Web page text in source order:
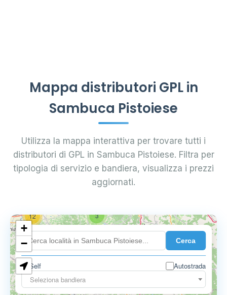
Mappa distributori GPL in
Sambuca Pistoiese
Utilizza la mappa interattiva per trovare tutti i
distributori di GPL in Sambuca Pistoiese. Filtra per
tipologia di servizio e bandiera, visualizza i prezzi
aggiornati.
Cerca
Self
Autostrada
Seleziona bandiera
3
3
3
12
+
−